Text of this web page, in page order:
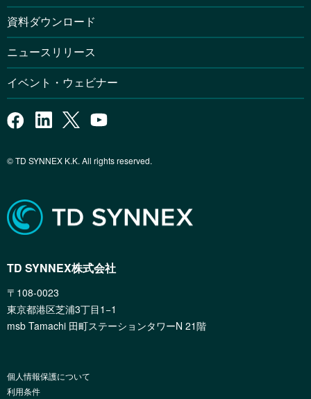
資料ダウンロード
ニュースリリース
イベント・ウェビナー
© TD SYNNEX K.K. All rights reserved.
TD SYNNEX株式会社
〒108-0023
東京都港区芝浦3丁目1−1
msb Tamachi 田町ステーションタワーN 21階
個人情報保護について
利用条件